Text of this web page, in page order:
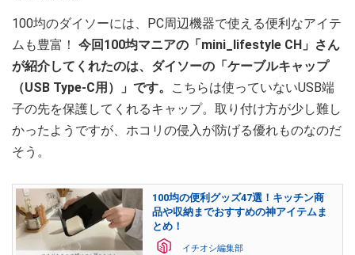
100均のダイソーには、PC周辺機器で使える便利なアイテ
ムも豊富！ 今回100均マニアの「mini_lifestyle CH」さん
が紹介してくれたのは、ダイソーの「ケーブルキャップ
（USB Type-C用）」です。
こちらは使っていないUSB端
子の先を保護してくれるキャップ。取り付け方が少し難し
かったようですが、ホコリの侵入が防げる優れものなのだ
そう。
100均の便利グッズ47選！キッチン商
品や収納までおすすめの神アイテムま
とめ！
イチオシ編集部